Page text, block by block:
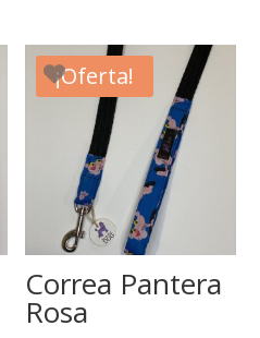
desde
24,95 €
hasta
26,95 €
¡Oferta!
Correa Pantera
Rosa